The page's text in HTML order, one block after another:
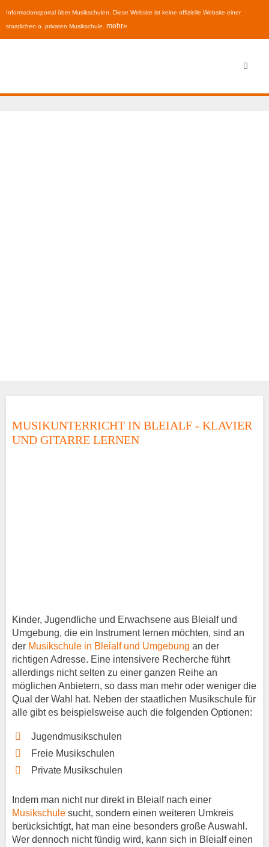
Informationsportal über Musikschulen. Diese Website ist keine offizielle Website einer
staatlichen o. privaten Musikschule. mehr»
MUSIKUNTERRICHT IN BLEIALF - KLAVIER
UND GITARRE LERNEN
Kinder, Jugendliche und Erwachsene aus Bleialf und
Umgebung, die ein Instrument lernen möchten, sind an
der Musikschule in Bleialf und Umgebung an der
richtigen Adresse. Eine intensivere Recherche führt
allerdings nicht selten zu einer ganzen Reihe an
möglichen Anbietern, so dass man mehr oder weniger die
Qual der Wahl hat. Neben der staatlichen Musikschule für
alle gibt es beispielsweise auch die folgenden Optionen:
Jugendmusikschulen
Freie Musikschulen
Private Musikschulen
Indem man nicht nur direkt in Bleialf nach einer
Musikschule sucht, sondern einen weiteren Umkreis
berücksichtigt, hat man eine besonders große Auswahl.
Wer dennoch nicht fündig wird, kann sich in Bleialf einen